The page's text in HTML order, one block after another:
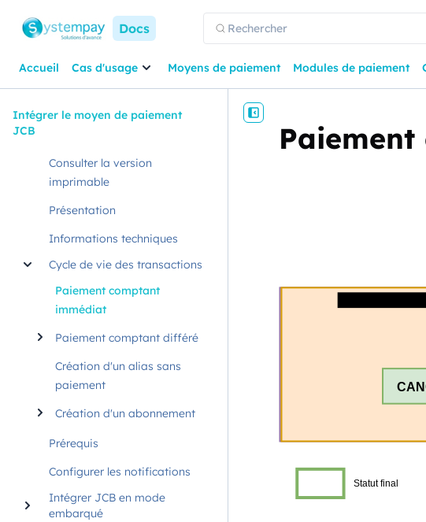
Docs
Accueil Cas d'usage Moyens de paiement Modules de paiement
Intégrer le moyen de paiement
JCB
Consulter la version
imprimable
Présentation
Informations techniques
Cycle de vie des transactions
Paiement comptant
immédiat
Paiement comptant différé
Création d'un alias sans
paiement
Création d'un abonnement
Prérequis
Configurer les notifications
Intégrer JCB en mode
embarqué